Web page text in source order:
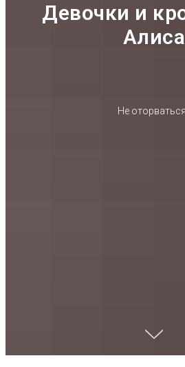
Девочки и
Алиса
Не оторваться.